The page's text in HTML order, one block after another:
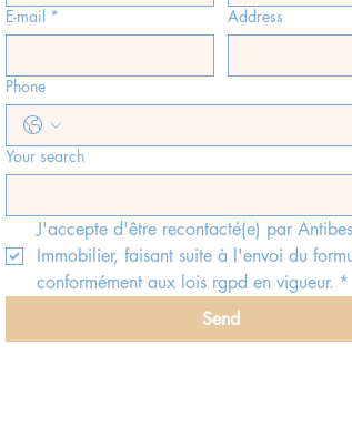
E-mail * Address
Phone
Your search
J'accepte d'être recontacté(e) par Antibes
Immobilier, faisant suite à l'envoi du
conformément aux lois rgpd en vigueur. *
Send